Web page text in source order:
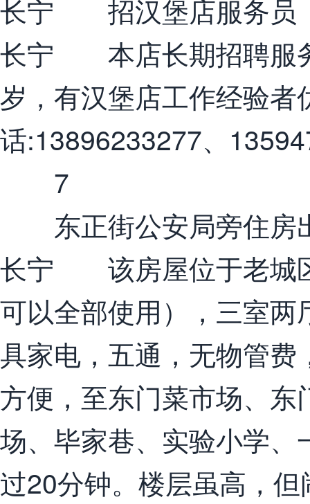
长宁 招汉堡店服务员
长宁 本店长期招聘服
岁，有汉堡店工作经验
话:13896233277、
7
东正街公安局旁住房
长宁 该房屋位于老城
可以全部使用），三室
具家电，五通，无物管
方便，至东门菜市场、
场、毕家巷、实验小学
过20分钟。楼层虽高，